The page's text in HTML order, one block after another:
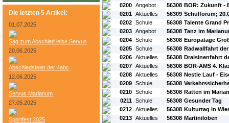
Die letzten 5 Artikel:
01.07.2025
Sag zum Abschied leise Servus
20.06.2025
Abschiedsfeier der 4abc
12.06.2025
Servus Marianum
27.05.2025
Sportfest 2025
0200 Angebot 56308 BOR: Zukunft -
0201 Aktuelles 56309 Schulforum;
0202 Schule 56308 Talente Grand
0203 Angebot 56308 Tanz im
0204 Schule 56308 Europatage
0205 Schule 56308 Radwallfahrt
0206 Aktuelles 56308 Draisinenfahrt
0207 Aktuelles 56308 BOR-AMS 4.
0208 Aktuelles 56308 Nestle Lauf -
0209 Schule 56308
0210 Schule 56308 Ratten im
0211 Schule 56308 Gesunder Tag
0212 Aktuelles 56308 Kulturtag in
0213 Aktuelles 56308 Martiniloben